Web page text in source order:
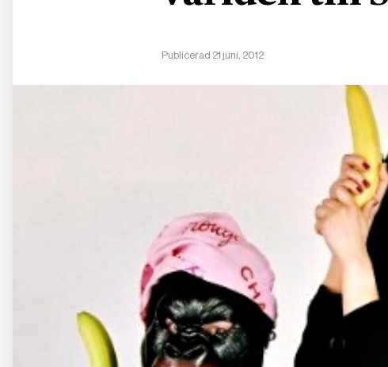
Publicerad 21 juni, 2012